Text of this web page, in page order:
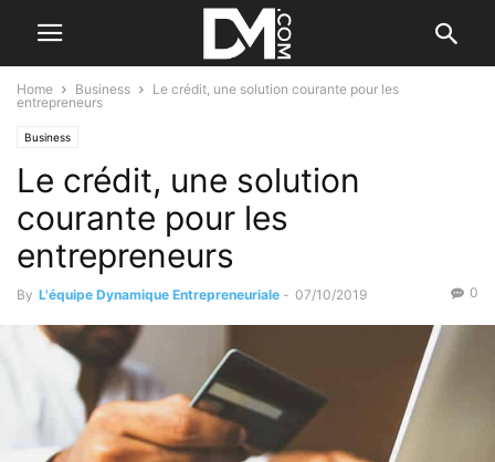
Home Business
Le crédit, une solution courante pour les
entrepreneurs
Business
Le crédit, une solution
courante pour les
entrepreneurs
By L'équipe Dynamique Entrepreneuriale - 07/10/2019 0